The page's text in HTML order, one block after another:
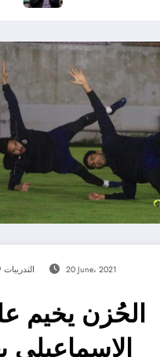
التدريبات 20 June، 2021
الحُزن يخيم
الاسماعيلي